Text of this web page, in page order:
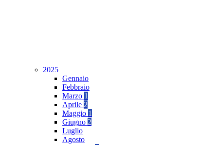
2025
Gennaio
Febbraio
Marzo 1
Aprile 2
Maggio 1
Giugno 2
Luglio
Agosto